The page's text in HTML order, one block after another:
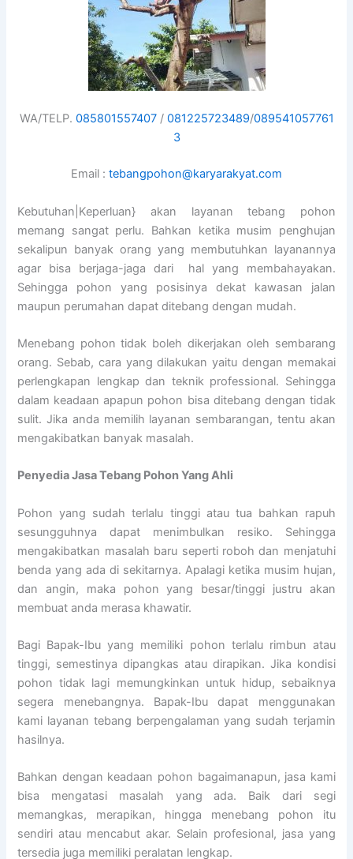
WA/TELP. 085801557407/ 081225723489/089541057761
3
Email : tebangpohon@karyarakyat.com
Kebutuhan|Keperluan} akan layanan tebang pohon
memang sangat perlu. Bahkan ketika musim penghujan
sekalipun banyak orang yang membutuhkan layanannya
agar bisa berjaga-jaga dari hal yang membahayakan.
Sehingga pohon yang posisinya dekat kawasan jalan
maupun perumahan dapat ditebang dengan mudah.
Menebang pohon tidak boleh dikerjakan oleh sembarang
orang. Sebab, cara yang dilakukan yaitu dengan memakai
perlengkapan lengkap dan teknik professional. Sehingga
dalam keadaan apapun pohon bisa ditebang dengan tidak
sulit. Jika anda memilih layanan sembarangan, tentu akan
mengakibatkan banyak masalah.
PenyediaJasa Tebang Pohon Yang Ahli
Pohon yang sudah terlalu tinggi atau tua bahkan rapuh
sesungguhnya dapat menimbulkan resiko. Sehingga
mengakibatkan masalah baru seperti roboh dan menjatuhi
benda yang ada di sekitarnya. Apalagi ketika musim hujan,
dan angin, maka pohon yang besar/tinggi justru akan
membuat anda merasa khawatir.
Bagi Bapak-Ibu yang memiliki pohon terlalu rimbun atau
tinggi, semestinya dipangkas atau dirapikan. Jika kondisi
pohon tidak lagi memungkinkan untuk hidup, sebaiknya
segera menebangnya. Bapak-Ibu dapat menggunakan
kami layanan tebang berpengalaman yang sudah terjamin
hasilnya.
Bahkan dengan keadaan pohon bagaimanapun, jasa kami
bisa mengatasi masalah yang ada. Baik dari segi
memangkas, merapikan, hingga menebang pohon itu
sendiri atau mencabut akar. Selain profesional, jasa yang
tersedia juga memiliki peralatan lengkap.